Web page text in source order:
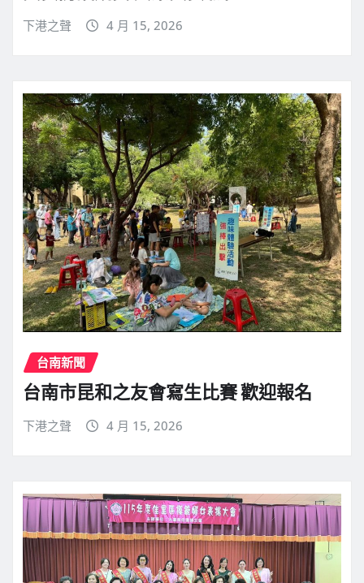
下港之聲 4 月 15, 2026
台南新聞
台南市昆和之友會寫生比賽 歡迎報名
下港之聲 4 月 15, 2026